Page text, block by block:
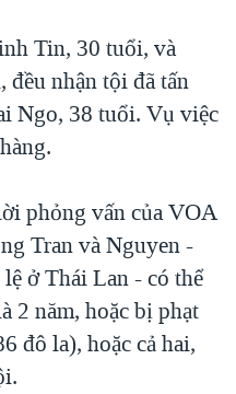
Tin, 30 tuổi, và
nhận tội đã tấn
Ngo, 38 tuổi. Vụ việc
phỏng vấn của VOA
Tran và Nguyen -
ở Thái Lan - có thể
2 năm, hoặc bị phạt
đô la), hoặc cả hai,